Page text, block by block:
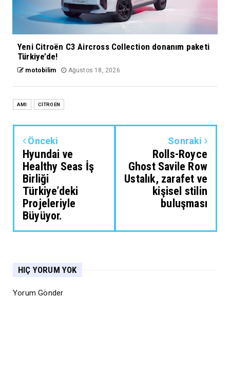
Yeni Citroën C3 Aircross Collection donanım paketi
Türkiye’de!
motobilim Ağustos 18, 2026
AMI CİTROEN
Önceki
Hyundai ve
Healthy Seas İş
Birliği
Türkiye’deki
Projeleriyle
Büyüyor.
Sonraki
Rolls-Royce
Ghost Savile Row
Ustalık, zarafet ve
kişisel stilin
buluşması
HIÇ YORUM YOK
Yorum Gönder